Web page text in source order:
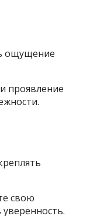
ощущение
проявление
свою